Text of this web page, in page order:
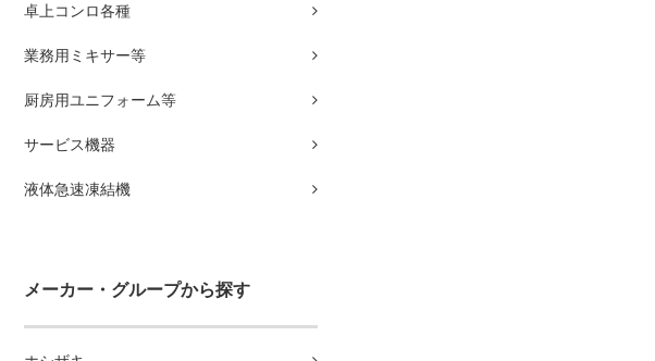
卓上コンロ各種
業務用ミキサー等
厨房用ユニフォーム等
サービス機器
液体急速凍結機
メーカー・グループから探す